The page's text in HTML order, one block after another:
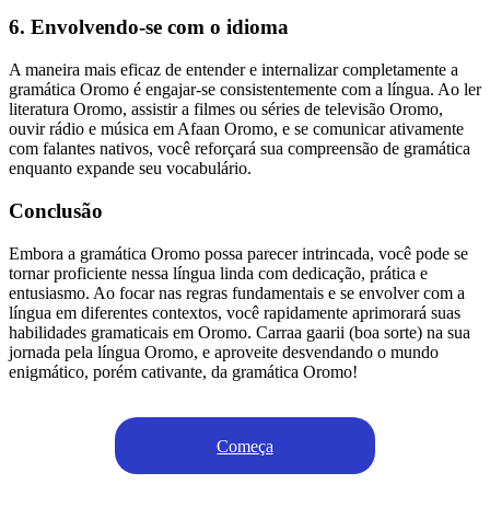
6. Envolvendo-se com o idioma
A maneira mais eficaz de entender e internalizar completamente a
gramática Oromo é engajar-se consistentemente com a língua. Ao ler
literatura Oromo, assistir a filmes ou séries de televisão Oromo,
ouvir rádio e música em Afaan Oromo, e se comunicar ativamente
com falantes nativos, você reforçará sua compreensão de gramática
enquanto expande seu vocabulário.
Conclusão
Embora a gramática Oromo possa parecer intrincada, você pode se
tornar proficiente nessa língua linda com dedicação, prática e
entusiasmo. Ao focar nas regras fundamentais e se envolver com a
língua em diferentes contextos, você rapidamente aprimorará suas
habilidades gramaticais em Oromo. Carraa gaarii (boa sorte) na sua
jornada pela língua Oromo, e aproveite desvendando o mundo
enigmático, porém cativante, da gramática Oromo!
Começa